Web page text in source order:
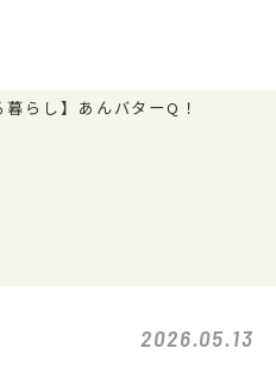
暮らし】あんバターQ！
2026.05.13